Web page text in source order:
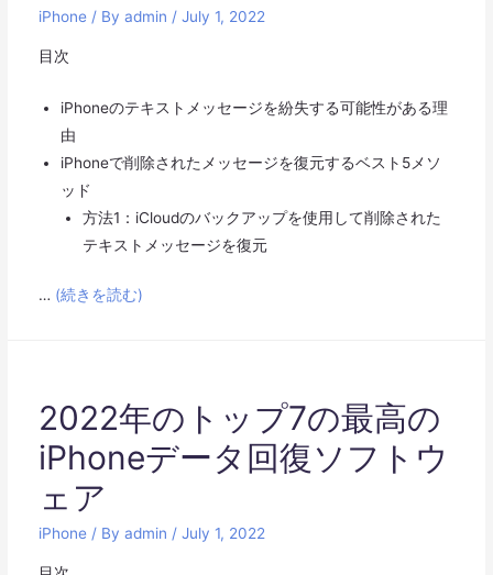
iPhone/ By admin / July 1, 2022
目次
iPhoneのテキストメッセージを紛失する可能性がある理
由
iPhoneで削除されたメッセージを復元するベスト5メソ
ッド
方法1：iCloudのバックアップを使用して削除された
テキストメッセージを復元
… (続きを読む)
2022年のトップ7の最高の
iPhoneデータ回復ソフトウ
ェア
iPhone/ By admin / July 1, 2022